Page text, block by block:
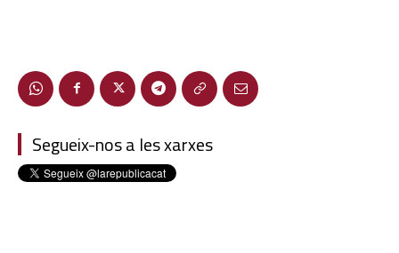
Segueix-nos a les xarxes